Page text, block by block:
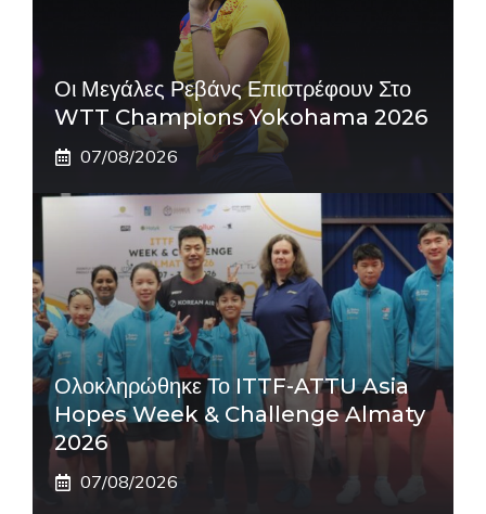
Οι Μεγάλες Ρεβάνς Επιστρέφουν Στο
WTT Champions Yokohama 2026
07/08/2026
Ολοκληρώθηκε Το ITTF-ATTU Asia
Hopes Week & Challenge Almaty
2026
07/08/2026